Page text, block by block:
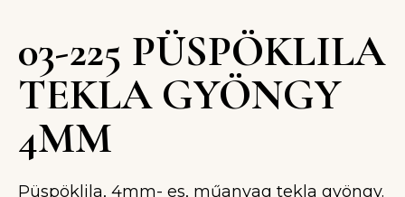
03-225 PÜSPÖKLILA
TEKLA GYÖNGY
4MM
Püspöklila, 4mm- es, műanyag tekla gyöngy.